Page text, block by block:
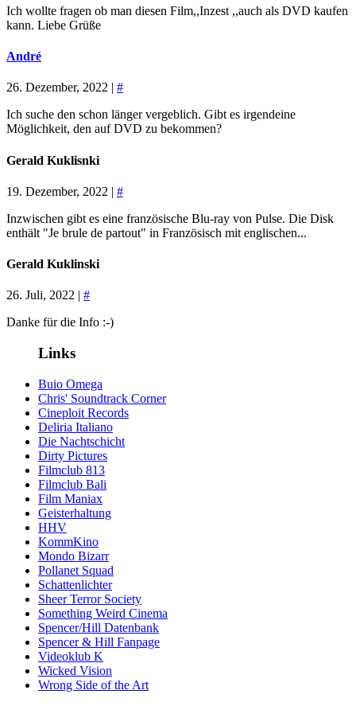
Ich wollte fragen ob man diesen Film,,Inzest ,,auch als DVD kaufen
kann. Liebe Grüße
André
26. Dezember, 2022 | #
Ich suche den schon länger vergeblich. Gibt es irgendeine
Möglichkeit, den auf DVD zu bekommen?
Gerald Kuklisnki
19. Dezember, 2022 | #
Inzwischen gibt es eine französische Blu-ray von Pulse. Die Disk
enthält "Je brule de partout" in Französisch mit englischen...
Gerald Kuklinski
26. Juli, 2022 | #
Danke für die Info :-)
Links
Buio Omega
Chris' Soundtrack Corner
Cineploit Records
Deliria Italiano
Die Nachtschicht
Dirty Pictures
Filmclub 813
Filmclub Bali
Film Maniax
Geisterhaltung
HHV
KommKino
Mondo Bizarr
Pollanet Squad
Schattenlichter
Sheer Terror Society
Something Weird Cinema
Spencer/Hill Datenbank
Spencer & Hill Fanpage
Videoklub K
Wicked Vision
Wrong Side of the Art